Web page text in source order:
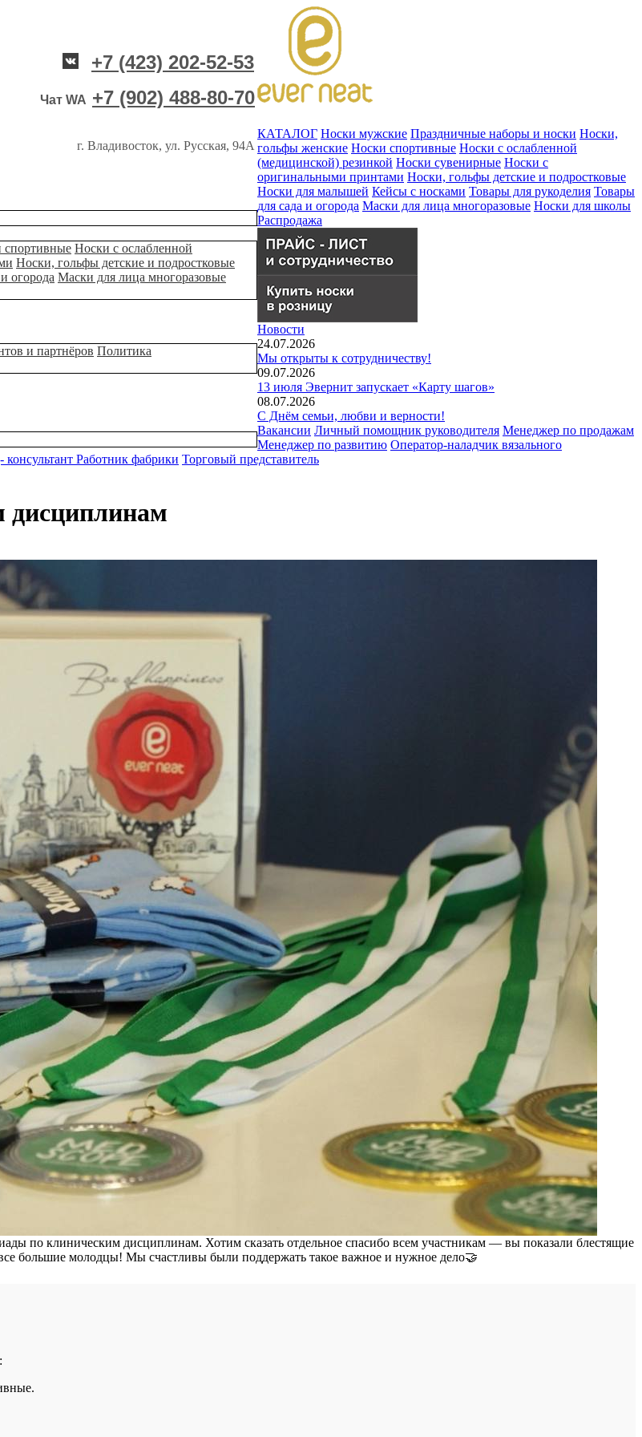
+7 (423) 202-52-53
Чат WA +7 (902) 488-80-70
г. Владивосток, ул. Русская, 94А
спортивные Носки с ослабленной
Носки, гольфы детские и подростковые
огорода Маски для лица многоразовые
и партнёров Политика
КАТАЛОГ Носки мужские Праздничные наборы и носки Носки,
гольфы женские Носки спортивные Носки с ослабленной
(медицинской) резинкой Носки сувенирные Носки с
оригинальными принтами Носки, гольфы детские и подростковые
Носки для малышей Кейсы с носками Товары для рукоделия Товары
для сада и огорода Маски для лица многоразовые Носки для школы
Распродажа
Новости
24.07.2026
Мы открыты к сотрудничеству!
09.07.2026
13 июля Эвернит запускает «Карту шагов»
08.07.2026
С Днём семьи, любви и верности!
Вакансии Личный помощник руководителя Менеджер по продажам
Менеджер по развитию Оператор-наладчик вязального
консультант Работник фабрики Торговый представитель
дисциплинам
по клиническим дисциплинам. Хотим сказать отдельное спасибо всем участникам — вы показали блестящие
большие молодцы! Мы счастливы были поддержать такое важное и нужное дело🤝